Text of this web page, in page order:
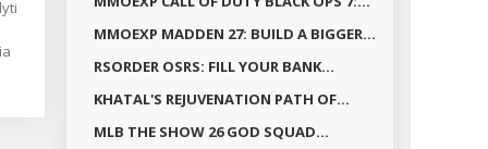
MMOEXP MADDEN 27: BUILD A BIGGER...
RSORDER OSRS: FILL YOUR BANK...
KHATAL'S REJUVENATION PATH OF...
MLB THE SHOW 26 GOD SQUAD...